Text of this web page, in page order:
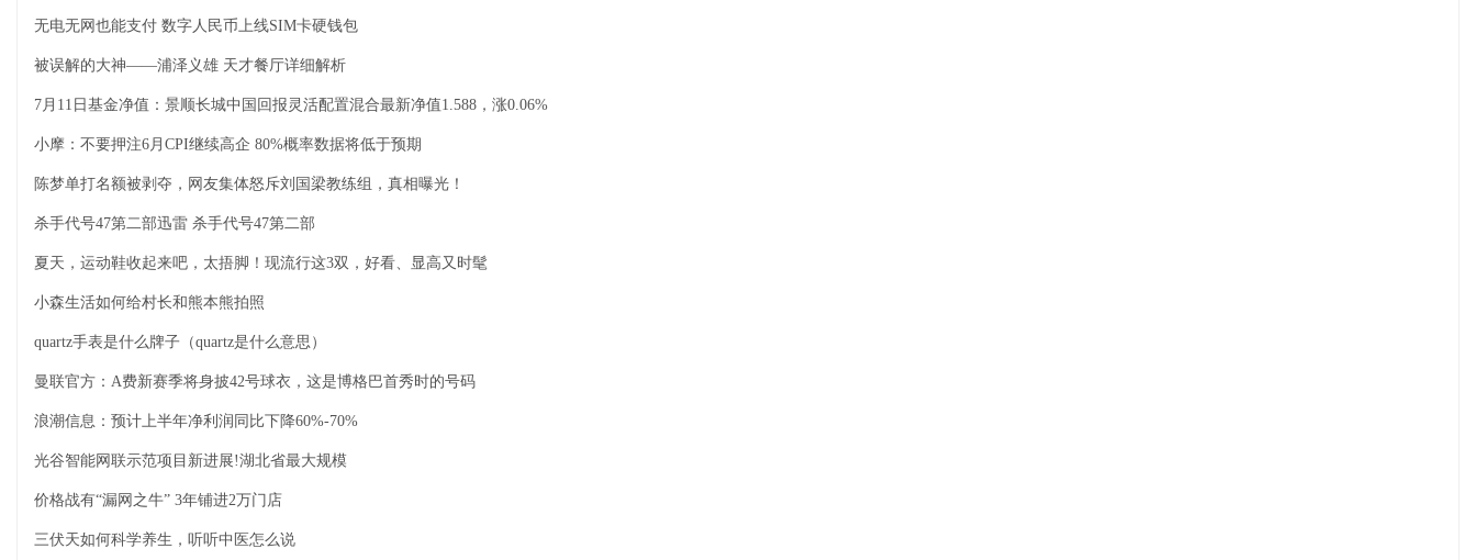
无电无网也能支付 数字人民币上线SIM卡硬钱包
被误解的大神——浦泽义雄 天才餐厅详细解析
7月11日基金净值：景顺长城中国回报灵活配置混合最新净值1.588，涨0.06%
小摩：不要押注6月CPI继续高企 80%概率数据将低于预期
陈梦单打名额被剥夺，网友集体怒斥刘国梁教练组，真相曝光！
杀手代号47第二部迅雷 杀手代号47第二部
夏天，运动鞋收起来吧，太捂脚！现流行这3双，好看、显高又时髦
小森生活如何给村长和熊本熊拍照
quartz手表是什么牌子（quartz是什么意思）
曼联官方：A费新赛季将身披42号球衣，这是博格巴首秀时的号码
浪潮信息：预计上半年净利润同比下降60%-70%
光谷智能网联示范项目新进展!湖北省最大规模
价格战有“漏网之牛” 3年铺进2万门店
三伏天如何科学养生，听听中医怎么说